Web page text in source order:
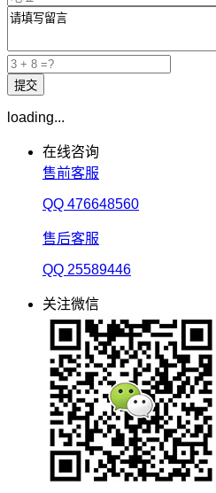
loading...
在线咨询
售前客服
QQ 476648560
售后客服
QQ 25589446
关注微信